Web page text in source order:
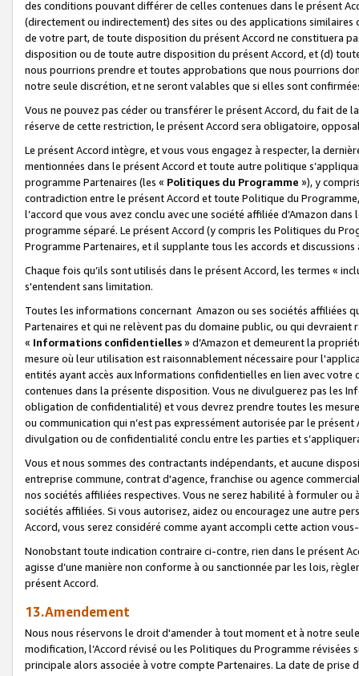
des conditions pouvant différer de celles contenues dans le présent
(directement ou indirectement) des sites ou des applications
de votre part, de toute disposition du présent Accord ne constituera
disposition ou de toute autre disposition du présent Accord, et (d)
nous pourrions prendre et toutes approbations que nous pourrions
notre seule discrétion, et ne seront valables que si elles sont
Vous ne pouvez pas céder ou transférer le présent Accord, du fait de
réserve de cette restriction, le présent Accord sera obligatoire,
Le présent Accord intègre, et vous vous engagez à respecter, la
mentionnées dans le présent Accord et toute autre politique
programme Partenaires (les « Politiques du Programme »), y
contradiction entre le présent Accord et toute Politique du
l’accord que vous avez conclu avec une société affiliée d’Amazon
programme séparé. Le présent Accord (y compris les Politiques du
Programme Partenaires, et il supplante tous les accords et discussions
Chaque fois qu’ils sont utilisés dans le présent Accord, les termes «
s'entendent sans limitation.
Toutes les informations concernant Amazon ou ses sociétés affiliées
Partenaires et qui ne relèvent pas du domaine public, ou qui
« Informations confidentielles» d’Amazon et demeurent la
mesure où leur utilisation est raisonnablement nécessaire pour
entités ayant accès aux Informations confidentielles en lien avec
contenues dans la présente disposition. Vous ne divulguerez pas les
obligation de confidentialité) et vous devrez prendre toutes les
ou communication qui n’est pas expressément autorisée par le
divulgation ou de confidentialité conclu entre les parties et
Vous et nous sommes des contractants indépendants, et aucune
entreprise commune, contrat d'agence, franchise ou agence
nos sociétés affiliées respectives. Vous ne serez habilité à formuler
sociétés affiliées. Si vous autorisez, aidez ou encouragez une autre
Accord, vous serez considéré comme ayant accompli cette action
Nonobstant toute indication contraire ci-contre, rien dans le présent
agisse d’une manière non conforme à ou sanctionnée par les lois,
présent Accord.
13.Amendement
Nous nous réservons le droit d'amender à tout moment et à notre
modification, l’Accord révisé ou les Politiques du Programme
principale alors associée à votre compte Partenaires. La date de